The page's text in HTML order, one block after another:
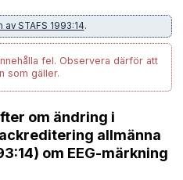
STAFS 1993:14.
fel. Observera därför att
som gäller.
om ändring i
allmänna
om EEG-märkning